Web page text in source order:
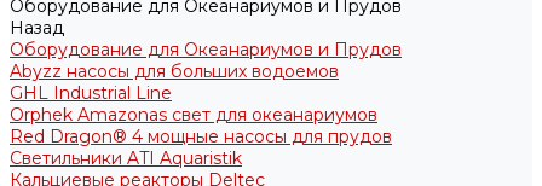
Оборудование для Океанариумов и Прудов
Назад
Оборудование для Океанариумов и Прудов
Abyzz насосы для больших водоемов
GHL Industrial Line
Orphek Amazonas свет для океанариумов
Red Dragon® 4 мощные насосы для прудов
Светильники ATI Aquaristik
Кальциевые реакторы Deltec